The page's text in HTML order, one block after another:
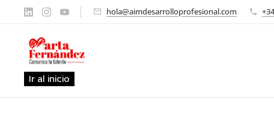
hola@aimdesarrolloprofesional.com
Ir al inicio